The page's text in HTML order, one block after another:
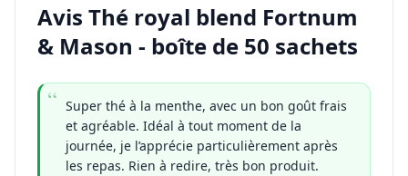
Avis Thé royal blend Fortnum
& Mason - boîte de 50 sachets
Super thé à la menthe, avec un bon goût frais
et agréable. Idéal à tout moment de la
journée, je l’apprécie particulièrement après
les repas. Rien à redire, très bon produit.